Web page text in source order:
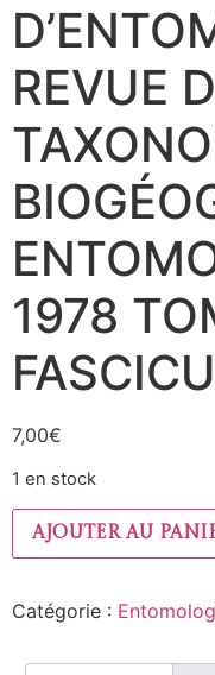
REVUE
1978
7,00€
1 en stock
Ajouter au
Catégorie :